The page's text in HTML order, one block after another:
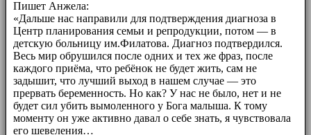
Пишет Анжела:
«Дальше нас направили для подтверждения диагноза в
Центр планирования семьи и репродукции, потом — в
детскую больницу им.Филатова. Диагноз подтвердился.
Весь мир обрушился после одних и тех же фраз, после
каждого приёма, что ребёнок не будет жить, сам не
задышит, что лучший выход в нашем случае — это
прервать беременность. Но как? У нас не было, нет и не
будет сил убить вымоленного у Бога малыша. К тому
моменту он уже активно давал о себе знать, я чувствовала
его шевеления…